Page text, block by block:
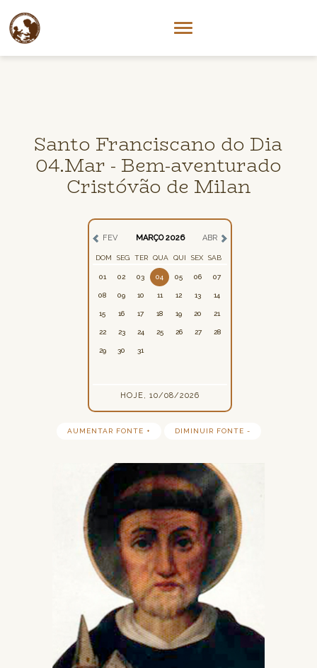
Santo Franciscano do Dia
04.Mar - Bem-aventurado
Cristóvão de Milan
FEV MARÇO 2026 ABR
DOM SEG TER QUA QUI SEX SAB
01 02 03 04 05 06 07
08 09 10 11 12 13 14
15 16 17 18 19 20 21
22 23 24 25 26 27 28
29 30 31
HOJE, 10/08/2026
AUMENTAR FONTE + DIMINUIR FONTE -